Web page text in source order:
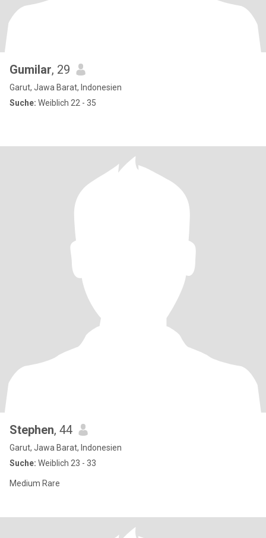
Gumilar, 29
Garut, Jawa Barat, Indonesien
Suche: Weiblich 22 - 35
Stephen, 44
Garut, Jawa Barat, Indonesien
Suche: Weiblich 23 - 33
Medium Rare